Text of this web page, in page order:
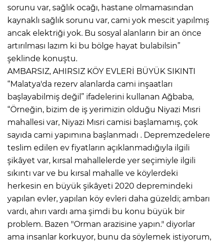
sorunu var, sağlık ocağı, hastane olmamasından
kaynaklı sağlık sorunu var, cami yok mescit yapılmış
ancak elektriği yok. Bu sosyal alanların bir an önce
artırılması lazım ki bu bölge hayat bulabilsin”
şeklinde konuştu.
AMBARSIZ, AHIRSIZ KÖY EVLERİ BÜYÜK SIKINTI
“Malatya'da rezerv alanlarda cami inşaatları
başlayabilmiş değil” ifadelerini kullanan Ağbaba,
“Örneğin, bizim de iş yerimizin olduğu Niyazi Mısri
mahallesi var, Niyazi Mısri camisi başlamamış, çok
sayıda cami yapımına başlanmadı . Depremzedelere
teslim edilen ev fiyatların açıklanmadığıyla ilgili
şikâyet var, kırsal mahallelerde yer seçimiyle ilgili
sıkıntı var ve bu kırsal mahalle ve köylerdeki
herkesin en büyük şikâyeti 2020 depremindeki
yapılan evler, yapılan köy evleri daha güzeldi; ambarı
vardı, ahırı vardı ama şimdi bu konu büyük bir
problem. Bazen "Orman arazisine yapın." diyorlar
ama insanlar korkuyor, bunu da söylemek istiyorum,